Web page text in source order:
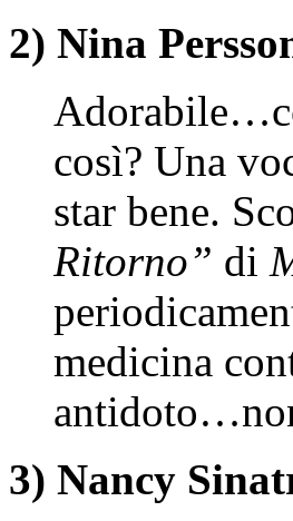
2) Nina
così? Una
star bene.
Ritorno” di
medicina
3) Nancy